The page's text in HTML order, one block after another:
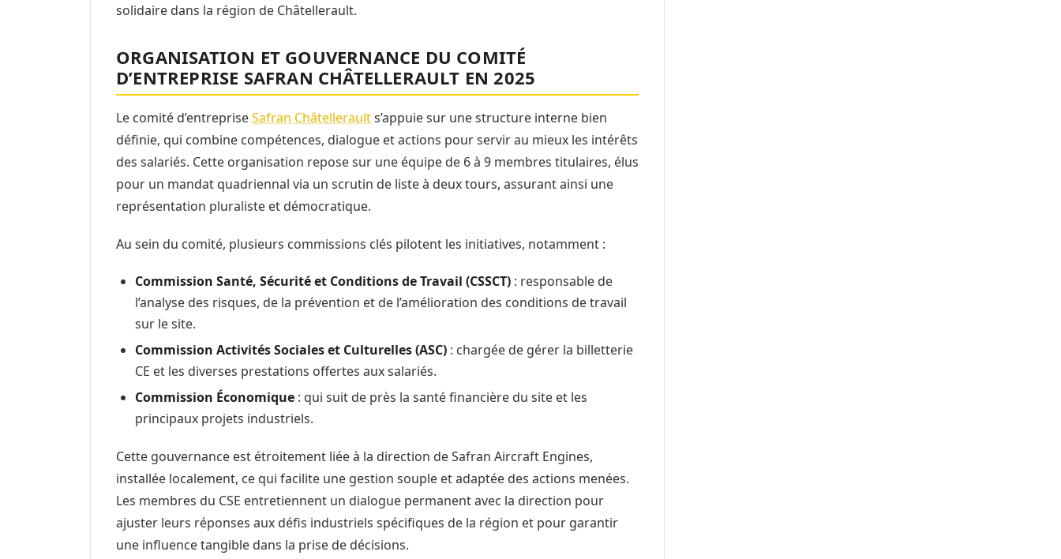
solidaire dans la région de Châtellerault.
ORGANISATION ET GOUVERNANCE DU COMITÉ
D’ENTREPRISE SAFRAN CHÂTELLERAULT EN 2025
Le comité d’entrepriseSafran Châtelleraults’appuie sur une structure interne bien
définie, qui combine compétences, dialogue et actions pour servir au mieux les intérêts
des salariés. Cette organisation repose sur une équipe de 6 à 9 membres titulaires, élus
pour un mandat quadriennal via un scrutin de liste à deux tours, assurant ainsi une
représentation pluraliste et démocratique.
Au sein du comité, plusieurs commissions clés pilotent les initiatives, notamment :
Commission Santé, Sécurité et Conditions de Travail (CSSCT) : responsable de
l’analyse des risques, de la prévention et de l’amélioration des conditions de travail
sur le site.
Commission Activités Sociales et Culturelles (ASC) : chargée de gérer la billetterie
CE et les diverses prestations offertes aux salariés.
Commission Économique : qui suit de près la santé financière du site et les
principaux projets industriels.
Cette gouvernance est étroitement liée à la direction de Safran Aircraft Engines,
installée localement, ce qui facilite une gestion souple et adaptée des actions menées.
Les membres du CSE entretiennent un dialogue permanent avec la direction pour
ajuster leurs réponses aux défis industriels spécifiques de la région et pour garantir
une influence tangible dans la prise de décisions.